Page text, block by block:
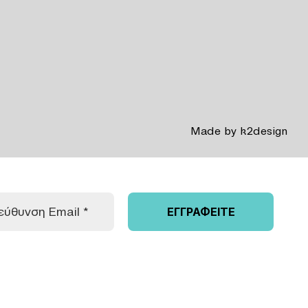
Made by k2design